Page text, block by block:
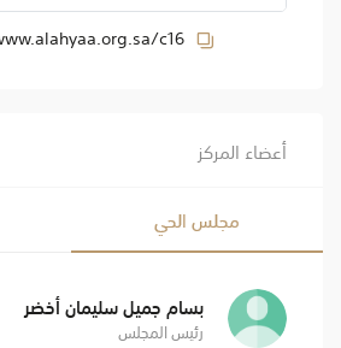
https://www.alahyaa.org.sa/c16
أعضاء المركز
مجلس الحي
بسام جميل سليمان أخضر
رئيس المجلس